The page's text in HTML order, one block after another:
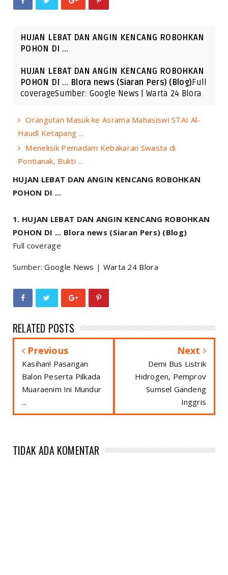
HUJAN LEBAT DAN ANGIN KENCANG ROBOHKAN
POHON DI ...
HUJAN LEBAT DAN ANGIN KENCANG ROBOHKAN
POHON DI ... Blora news (Siaran Pers) (Blog)Full
coverageSumber: Google News | Warta 24 Blora
Orangutan Masuk ke Asrama Mahasiswi STAI Al-
Haudl Ketapang ...
Menelisik Pemadam Kebakaran Swasta di
Pontianak, Bukti ...
HUJAN LEBAT DAN ANGIN KENCANG ROBOHKAN
POHON DI ...
HUJAN LEBAT DAN ANGIN KENCANG ROBOHKAN
POHON DI ... Blora news (Siaran Pers) (Blog)
Full coverage
Sumber:Google News | Warta 24 Blora
RELATED POSTS
Previous
Kasihan! Pasangan
Balon Peserta Pilkada
Muaraenim Ini Mundur
...
Next
Demi Bus Listrik
Hidrogen, Pemprov
Sumsel Gandeng
Inggris
TIDAK ADA KOMENTAR